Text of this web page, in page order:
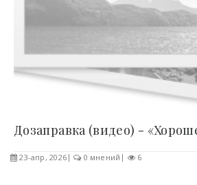
23-апр, 2026 0 мнений 6